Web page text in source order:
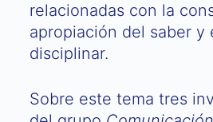
relacionadas con la
apropiación del saber y
disciplinar.
Sobre este tema tres